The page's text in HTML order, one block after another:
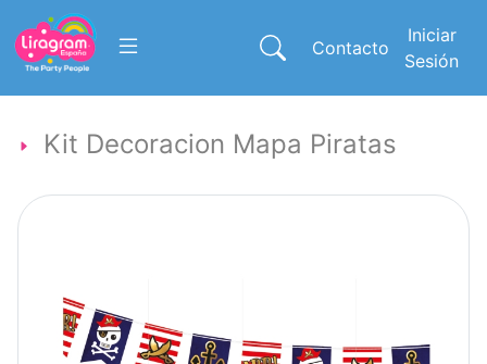
Contacto
Iniciar
Sesión
Kit Decoracion Mapa Piratas